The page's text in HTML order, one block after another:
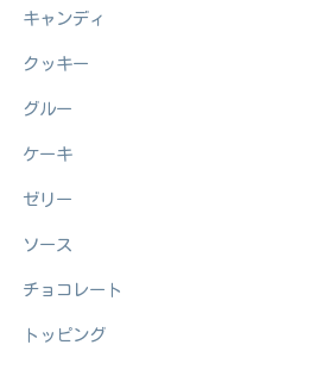
キャンディ
クッキー
グルー
ケーキ
ゼリー
ソース
チョコレート
トッピング